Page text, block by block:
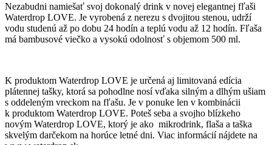
Nezabudni namiešať svoj dokonalý drink v novej elegantnej fľaši
Waterdrop LOVE. Je vyrobená z nerezu s dvojitou stenou, udrží
vodu studenú až po dobu 24 hodín a teplú vodu až 12 hodín. Fľaša
má bambusové viečko a vysokú odolnosť s objemom 500 ml.
K produktom Waterdrop LOVE je určená aj limitovaná edícia
plátennej tašky, ktorá sa pohodlne nosí vďaka silným a dlhým ušiam
s oddeleným vreckom na fľašu. Je v ponuke len v kombinácii
k produktom Waterdrop LOVE. Poteš seba a svojho blízkeho
novým Waterdrop LOVE, ktorý je ako mikrodrink, flaša a taška
skvelým darčekom na horúce letné dni. Viac informácií nájdete na